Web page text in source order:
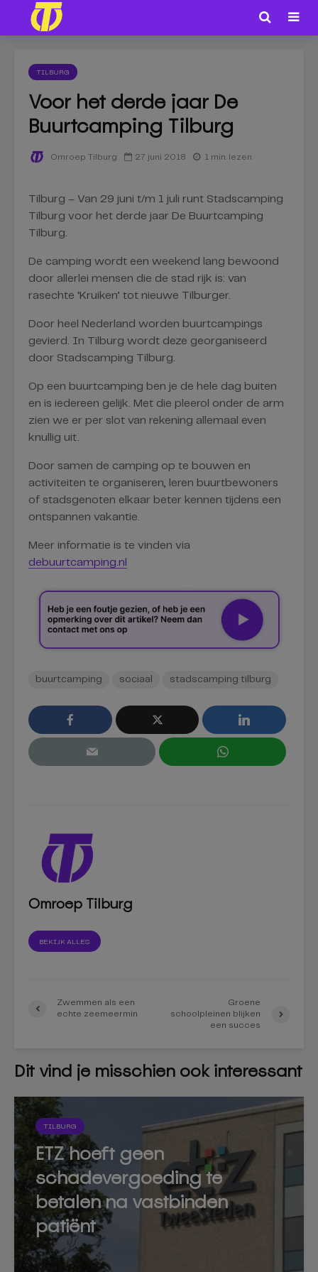
TILBURG
Voor het derde jaar De
Buurtcamping Tilburg
Omroep Tilburg 27 juni 2018 1 min. lezen
Tilburg – Van 29 juni t/m 1 juli runt Stadscamping
Tilburg voor het derde jaar De Buurtcamping
Tilburg.
De camping wordt een weekend lang bewoond
door allerlei mensen die de stad rijk is: van
rasechte ‘Kruiken’ tot nieuwe Tilburger.
Door heel Nederland worden buurtcampings
gevierd. In Tilburg wordt deze georganiseerd
door Stadscamping Tilburg.
Op een buurtcamping ben je de hele dag buiten
en is iedereen gelijk. Met die pleerol onder de arm
zien we er per slot van rekening allemaal even
knullig uit.
Door samen de camping op te bouwen en
activiteiten te organiseren, leren buurtbewoners
of stadsgenoten elkaar beter kennen tijdens een
ontspannen vakantie.
Meer informatie is te vinden via
debuurtcamping.nl
buurtcamping sociaal stadscamping tilburg
Omroep Tilburg
BEKIJK ALLES
Zwemmen als een
echte zeemeermin
Groene
schoolpleinen blijken
een succes
Dit vind je misschien ook interessant
TILBURG
ETZ hoeft geen
schadevergoeding te
betalen na vastbinden
patiënt